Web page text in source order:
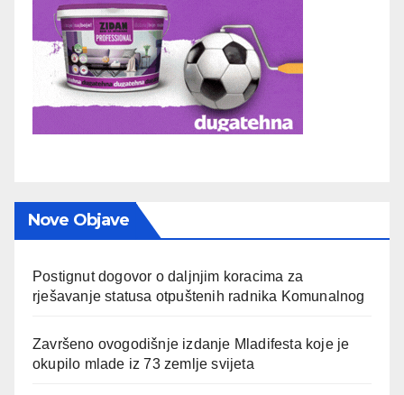
Nove Objave
Postignut dogovor o daljnjim koracima za
rješavanje statusa otpuštenih radnika Komunalnog
Završeno ovogodišnje izdanje Mladifesta koje je
okupilo mlade iz 73 zemlje svijeta